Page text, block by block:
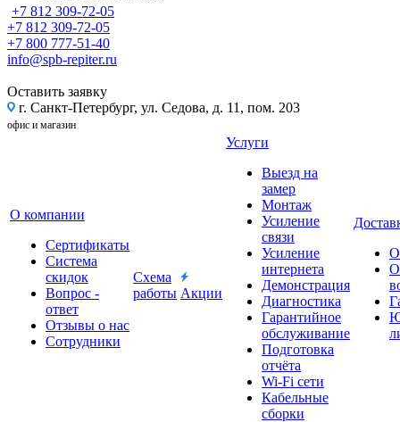
+7 812 309-72-05
+7 812 309-72-05
+7 800 777-51-40
info@spb-repiter.ru
Оставить заявку
г. Санкт-Петербург, ул. Седова, д. 11, пом. 203
офис и магазин
О компании
Сертификаты
Система
скидок
Вопрос -
ответ
Отзывы о нас
Сотрудники
Схема
работы Акции
Услуги
Выезд на
замер
Монтаж
Усиление
связи
Усиление
интернета
Демонстрация
Диагностика
Гарантийное
обслуживание
Подготовка
отчёта
Wi-Fi сети
Кабельные
сборки